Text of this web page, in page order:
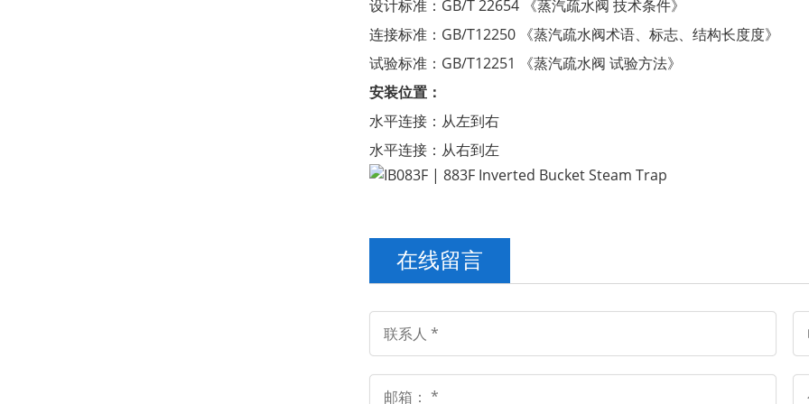
设计标准：GB/T 22654 《蒸汽疏水阀 技术条件》
连接标准：GB/T12250 《蒸汽疏水阀术语、标志、结构长度度》
试验标准：GB/T12251 《蒸汽疏水阀 试验方法》
安装位置：
水平连接：从左到右
水平连接：从右到左
在线留言